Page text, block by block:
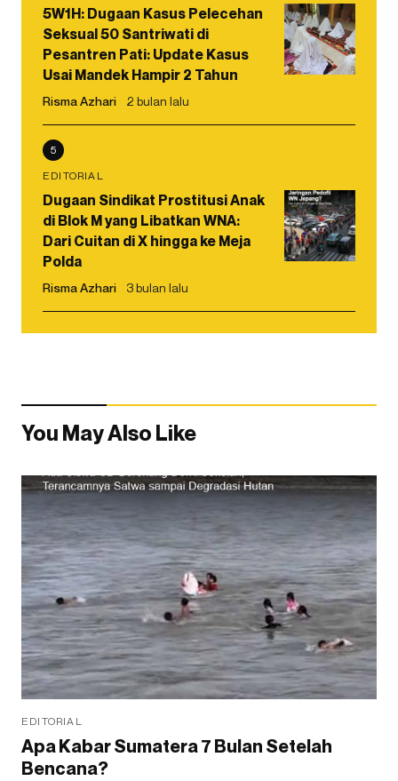
5W1H: Dugaan Kasus Pelecehan
Seksual 50 Santriwati di
Pesantren Pati: Update Kasus
Usai Mandek Hampir 2 Tahun
Risma Azhari 2 bulan lalu
5
EDITORIAL
Dugaan Sindikat Prostitusi Anak
di Blok M yang Libatkan WNA:
Dari Cuitan di X hingga ke Meja
Polda
Risma Azhari 3 bulan lalu
You May Also Like
EDITORIAL
Apa Kabar Sumatera 7 Bulan Setelah
Bencana?